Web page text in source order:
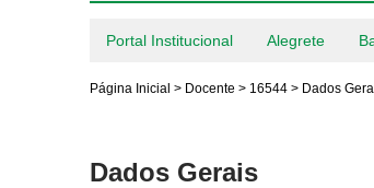
Portal Institucional Alegrete
Página Inicial > Docente > 16544 > Dados
Dados Gerais